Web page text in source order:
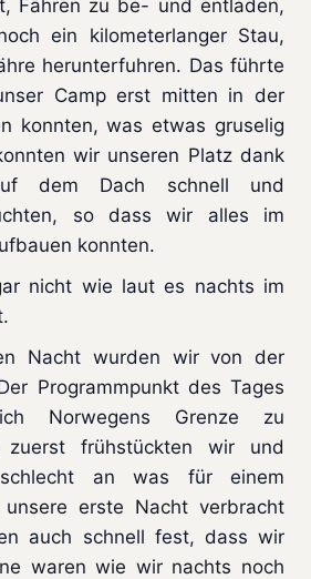
Fähren zu be- und entladen,
ein kilometerlanger Stau,
herunterfuhren. Das führte
Camp erst mitten in der
konnten, was etwas gruselig
wir unseren Platz dank
dem Dach schnell und
so dass wir alles im
konnten.
nicht wie laut es nachts im
Nacht wurden wir von der
Programmpunkt des Tages
Norwegens Grenze zu
zuerst frühstückten wir und
an was für einem
erste Nacht verbracht
auch schnell fest, dass wir
waren wie wir nachts noch